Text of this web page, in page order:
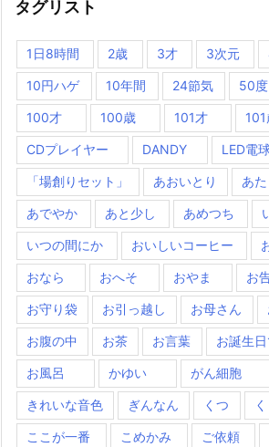
タグリスト
1日8時間 2歳 3才 3次元
10円ハゲ 10年間 24節気 50度
100才 100歳 101才
CDプレイヤー DANDY LED電
「場創りセット」 あおいとり あ
あでやか あと少し あめつち
いつの間にか おいしいコーヒー
おなら おへそ おやま お
お守り袋 お引っ越し お母さん
お腹の中 お茶 お言葉 お誕生
お風呂 かゆい がん細胞
きれいな音色 ぎんなん くつ
ここが一番 こめかみ ご依頼